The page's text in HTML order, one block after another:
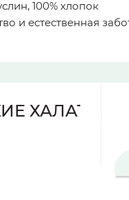
100% хлопок
и естественная
ХАЛАТЫ